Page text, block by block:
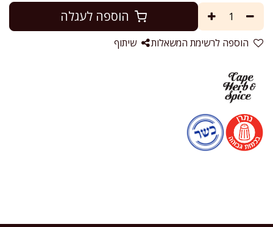
הוספה לעגלה
הוספה לרשימת המשאלות שיתוף